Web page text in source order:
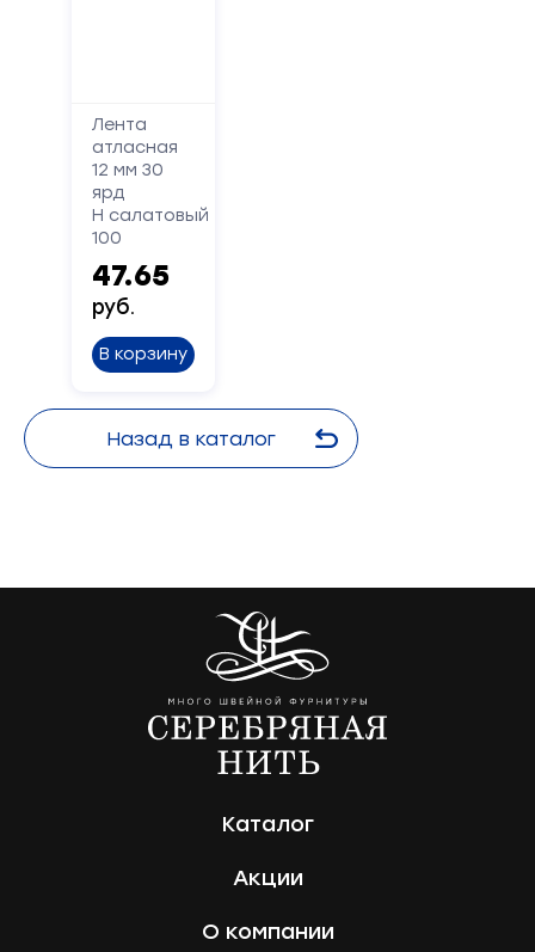
Лента
атласная
12 мм 30
ярд
Н салатовый
100
47.65
руб.
В корзину
Назад в каталог
Каталог
Акции
О компании